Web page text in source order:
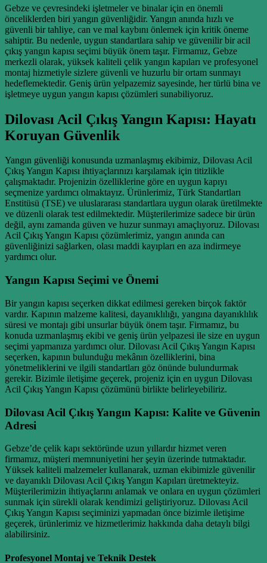
Gebze ve çevresindeki işletmeler ve binalar için en önemli
önceliklerden biri yangın güvenliğidir. Yangın anında hızlı ve
güvenli bir tahliye, can ve mal kaybını önlemek için kritik öneme
sahiptir. Bu nedenle, uygun standartlara sahip ve güvenilir bir acil
çıkış yangın kapısı seçimi büyük önem taşır. Firmamız, Gebze
merkezli olarak, yüksek kaliteli çelik yangın kapıları ve profesyonel
montaj hizmetiyle sizlere güvenli ve huzurlu bir ortam sunmayı
hedeflemektedir. Geniş ürün yelpazemiz sayesinde, her türlü bina ve
işletmeye uygun yangın kapısı çözümleri sunabiliyoruz.
Dilovası Acil Çıkış Yangın Kapısı: Hayatı
Koruyan Güvenlik
Yangın güvenliği konusunda uzmanlaşmış ekibimiz, Dilovası Acil
Çıkış Yangın Kapısı ihtiyaçlarınızı karşılamak için titizlikle
çalışmaktadır. Projenizin özelliklerine göre en uygun kapıyı
seçmenize yardımcı olmaktayız. Ürünlerimiz, Türk Standartları
Enstitüsü (TSE) ve uluslararası standartlara uygun olarak üretilmekte
ve düzenli olarak test edilmektedir. Müşterilerimize sadece bir ürün
değil, aynı zamanda güven ve huzur sunmayı amaçlıyoruz. Dilovası
Acil Çıkış Yangın Kapısı çözümlerimiz, yangın anında can
güvenliğinizi sağlarken, olası maddi kayıpları en aza indirmeye
yardımcı olur.
Yangın Kapısı Seçimi ve Önemi
Bir yangın kapısı seçerken dikkat edilmesi gereken birçok faktör
vardır. Kapının malzeme kalitesi, dayanıklılığı, yangına dayanıklılık
süresi ve montajı gibi unsurlar büyük önem taşır. Firmamız, bu
konuda uzmanlaşmış ekibi ve geniş ürün yelpazesi ile size en uygun
seçimi yapmanıza yardımcı olur. Dilovası Acil Çıkış Yangın Kapısı
seçerken, kapının bulunduğu mekânın özelliklerini, bina
yönetmeliklerini ve ilgili standartları göz önünde bulundurmak
gerekir. Bizimle iletişime geçerek, projeniz için en uygun Dilovası
Acil Çıkış Yangın Kapısı çözümünü birlikte belirleyebiliriz.
Dilovası Acil Çıkış Yangın Kapısı: Kalite ve Güvenin
Adresi
Gebze’de çelik kapı sektöründe uzun yıllardır hizmet veren
firmamız, müşteri memnuniyetini her şeyin üzerinde tutmaktadır.
Yüksek kaliteli malzemeler kullanarak, uzman ekibimizle güvenilir
ve dayanıklı Dilovası Acil Çıkış Yangın Kapıları üretmekteyiz.
Müşterilerimizin ihtiyaçlarını anlamak ve onlara en uygun çözümleri
sunmak için sürekli olarak kendimizi geliştiriyoruz. Dilovası Acil
Çıkış Yangın Kapısı seçiminizi yapmadan önce bizimle iletişime
geçerek, ürünlerimiz ve hizmetlerimiz hakkında daha detaylı bilgi
alabilirsiniz.
Profesyonel Montaj ve Teknik Destek